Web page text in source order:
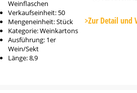
Weinflaschen
Verkaufseinheit: 50
Mengeneinheit: Stück
Kategorie: Weinkartons
Ausführung: 1er
Wein/Sekt
Länge: 8,9
>Zur Detail und